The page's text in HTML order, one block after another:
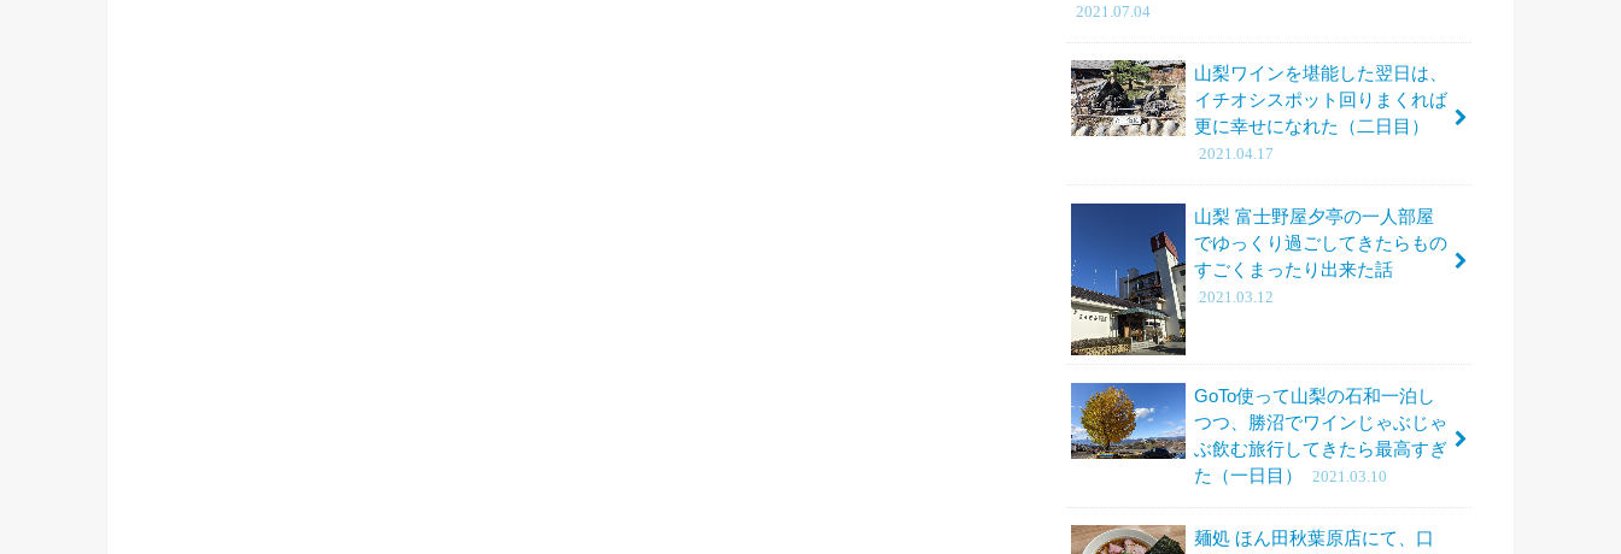
2021.07.04
山梨ワインを堪能した翌日は、
イチオシスポット回りまくれば
更に幸せになれた（二日目）
2021.04.17
山梨 富士野屋夕亭の一人部屋
でゆっくり過ごしてきたらもの
すごくまったり出来た話
2021.03.12
GoTo使って山梨の石和一泊し
つつ、勝沼でワインじゃぶじゃ
ぶ飲む旅行してきたら最高すぎ
た（一日目）
2021.03.10
麺処 ほん田秋葉原店にて、口